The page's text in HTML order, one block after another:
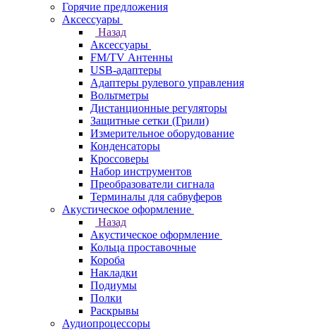
Горячие предложения
Аксессуары
Назад
Аксессуары
FM/TV Антенны
USB-адаптеры
Адаптеры рулевого управления
Вольтметры
Дистанционные регуляторы
Защитные сетки (Грили)
Измерительное оборудование
Конденсаторы
Кроссоверы
Набор инструментов
Преобразователи сигнала
Терминалы для сабвуферов
Акустическое оформление
Назад
Акустическое оформление
Кольца проставочные
Короба
Накладки
Подиумы
Полки
Раскрывы
Аудиопроцессоры